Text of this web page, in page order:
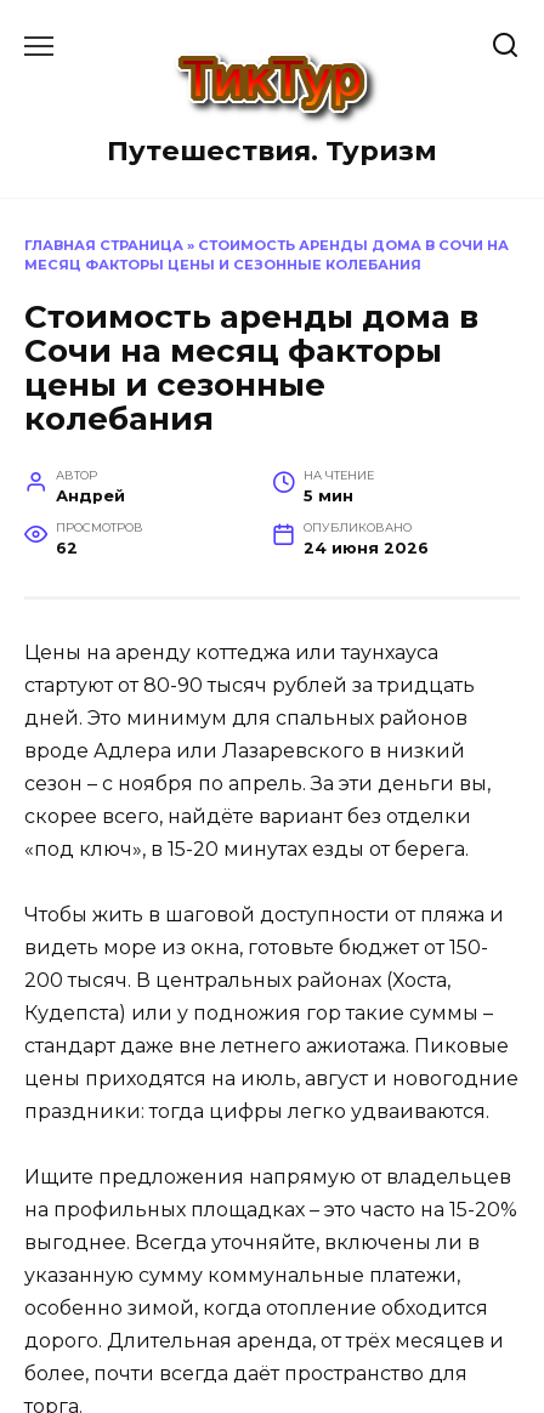
Путешествия. Туризм
ГЛАВНАЯ СТРАНИЦА » СТОИМОСТЬ АРЕНДЫ ДОМА В СОЧИ НА
МЕСЯЦ ФАКТОРЫ ЦЕНЫ И СЕЗОННЫЕ КОЛЕБАНИЯ
Стоимость аренды дома в
Сочи на месяц факторы
цены и сезонные
колебания
АВТОР
Андрей
НА ЧТЕНИЕ
5 мин
ПРОСМОТРОВ
62
ОПУБЛИКОВАНО
24 июня 2026
Цены на аренду коттеджа или таунхауса
стартуют от 80-90 тысяч рублей за тридцать
дней. Это минимум для спальных районов
вроде Адлера или Лазаревского в низкий
сезон – с ноября по апрель. За эти деньги вы,
скорее всего, найдёте вариант без отделки
«под ключ», в 15-20 минутах езды от берега.
Чтобы жить в шаговой доступности от пляжа и
видеть море из окна, готовьте бюджет от 150-
200 тысяч. В центральных районах (Хоста,
Кудепста) или у подножия гор такие суммы –
стандарт даже вне летнего ажиотажа. Пиковые
цены приходятся на июль, август и новогодние
праздники: тогда цифры легко удваиваются.
Ищите предложения напрямую от владельцев
на профильных площадках – это часто на 15-20%
выгоднее. Всегда уточняйте, включены ли в
указанную сумму коммунальные платежи,
особенно зимой, когда отопление обходится
дорого. Длительная аренда, от трёх месяцев и
более, почти всегда даёт пространство для
торга.